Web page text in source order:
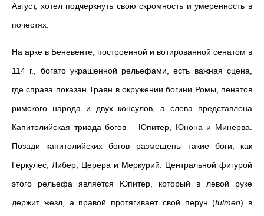
Август, хотел подчеркнуть свою скромность и умеренность в
почестях.
На арке в Беневенте, построенной и вотированной сенатом в
114 г., богато украшенной рельефами, есть важная сцена,
где справа показан Траян в окружении богини Ромы, пенатов
римского народа и двух консулов, а слева представлена
Капитолийская триада богов – Юпитер, Юнона и Минерва.
Позади капитолийских богов размещены такие боги, как
Геркулес, Либер, Церера и Меркурий. Центральной фигурой
этого рельефа является Юпитер, который в левой руке
держит жезл, а правой протягивает свой перун (fulmen) в